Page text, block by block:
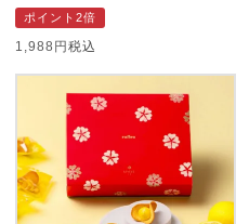
ポイント2倍
1,988 税込